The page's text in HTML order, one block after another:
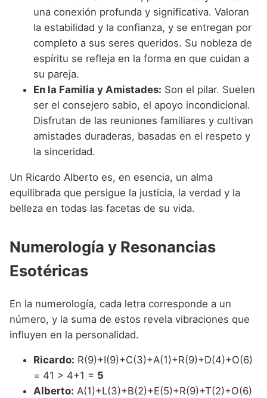
una conexión profunda y significativa. Valoran
la estabilidad y la confianza, y se entregan por
completo a sus seres queridos. Su nobleza de
espíritu se refleja en la forma en que cuidan a
su pareja.
En la Familia y Amistades: Son el pilar. Suelen
ser el consejero sabio, el apoyo incondicional.
Disfrutan de las reuniones familiares y cultivan
amistades duraderas, basadas en el respeto y
la sinceridad.
Un Ricardo Alberto es, en esencia, un alma
equilibrada que persigue la justicia, la verdad y la
belleza en todas las facetas de su vida.
Numerología y Resonancias
Esotéricas
En la numerología, cada letra corresponde a un
número, y la suma de estos revela vibraciones que
influyen en la personalidad.
Ricardo: R(9)+I(9)+C(3)+A(1)+R(9)+D(4)+O(6)
= 41 > 4+1 = 5
Alberto: A(1)+L(3)+B(2)+E(5)+R(9)+T(2)+O(6)